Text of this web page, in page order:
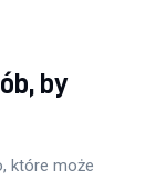
by
które może